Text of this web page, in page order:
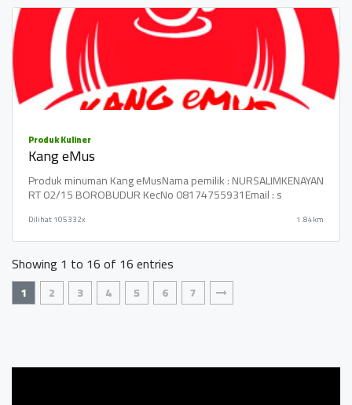
Produk Kuliner
Kang eMus
Produk minuman Kang eMusNama pemilik : NURSALIMKENAYAN
RT 02/15 BOROBUDUR KecNo 08174755931Email : s
Dilihat105332x 1.84km
Showing 1 to 16 of 16 entries
1 2 3 4 5 6 7